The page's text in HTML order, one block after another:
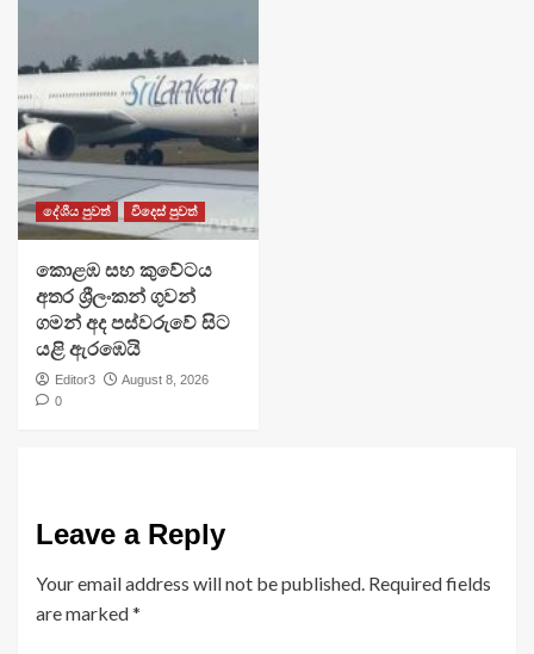
දේශීය පුවත් විදෙස් පුවත්
​කොළඹ සහ කුවේටය
අතර ශ්‍රීලංකන් ගුවන්
ගමන් අද පස්වරුවේ සිට
යළි ඇරඹෙයි
Editor3
August 8, 2026
0
Leave a Reply
Your email address will not be published. Required fields
are marked*